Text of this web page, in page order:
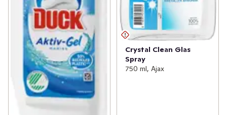
Crystal Clean Glas
Spray
750 ml, Ajax